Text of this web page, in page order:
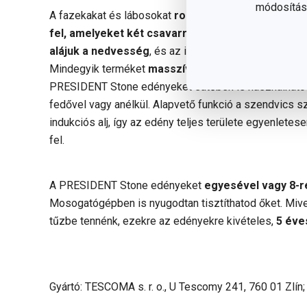
A fazekakat és lábosokat rozsdamentes acél
fel, amelyeket két csavarral rögzítettünk. Így
alájuk a nedvesség, és az idő múlásával sem
Mindegyik terméket masszív, üveg-acél fedővel
PRESIDENT Stone edényeket sütőben is
fedővel vagy anélkül. Alapvető funkció a szendvics
indukciós alj, így az edény teljes területe
fel.
A PRESIDENT Stone edényeket egyesével vagy 8-
Mosogatógépben is nyugodtan tisztíthatod őket.
tűzbe tennénk, ezekre az edényekre kivételes, 5
Gyártó: TESCOMA s. r. o., U Tescomy 241, 760 01 Zlín;